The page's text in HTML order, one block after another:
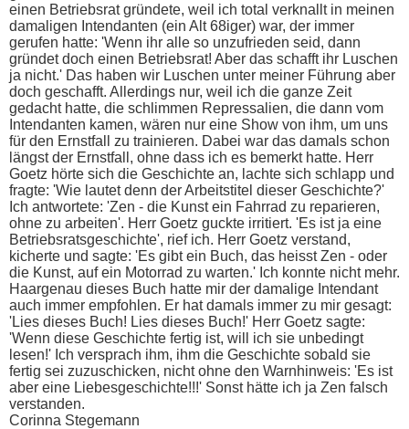
einen Betriebsrat gründete, weil ich total verknallt in meinen
damaligen Intendanten (ein Alt 68iger) war, der immer
gerufen hatte: 'Wenn ihr alle so unzufrieden seid, dann
gründet doch einen Betriebsrat! Aber das schafft ihr Luschen
ja nicht.' Das haben wir Luschen unter meiner Führung aber
doch geschafft. Allerdings nur, weil ich die ganze Zeit
gedacht hatte, die schlimmen Repressalien, die dann vom
Intendanten kamen, wären nur eine Show von ihm, um uns
für den Ernstfall zu trainieren. Dabei war das damals schon
längst der Ernstfall, ohne dass ich es bemerkt hatte. Herr
Goetz hörte sich die Geschichte an, lachte sich schlapp und
fragte: 'Wie lautet denn der Arbeitstitel dieser Geschichte?'
Ich antwortete: 'Zen - die Kunst ein Fahrrad zu reparieren,
ohne zu arbeiten'. Herr Goetz guckte irritiert. 'Es ist ja eine
Betriebsratsgeschichte', rief ich. Herr Goetz verstand,
kicherte und sagte: 'Es gibt ein Buch, das heisst Zen - oder
die Kunst, auf ein Motorrad zu warten.' Ich konnte nicht mehr.
Haargenau dieses Buch hatte mir der damalige Intendant
auch immer empfohlen. Er hat damals immer zu mir gesagt:
'Lies dieses Buch! Lies dieses Buch!' Herr Goetz sagte:
'Wenn diese Geschichte fertig ist, will ich sie unbedingt
lesen!' Ich versprach ihm, ihm die Geschichte sobald sie
fertig sei zuzuschicken, nicht ohne den Warnhinweis: 'Es ist
aber eine Liebesgeschichte!!!' Sonst hätte ich ja Zen falsch
verstanden.
Corinna Stegemann